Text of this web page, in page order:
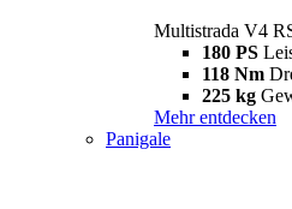
Multistrada V4
180 PS
118 Nm
225 kg
Mehr entdecken
Panigale